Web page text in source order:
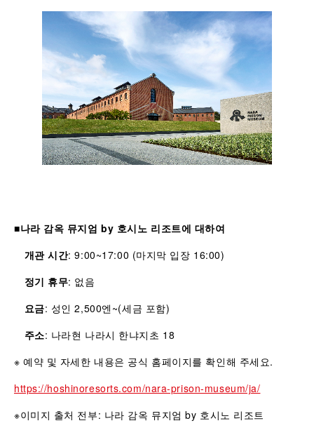
■나라 감옥 뮤지엄 by 호시노 리조트에 대하여
개관 시간: 9:00~17:00 (마지막 입장 16:00)
정기 휴무: 없음
요금: 성인 2,500엔~(세금 포함)
주소: 나라현 나라시 한냐지초 18
※ 예약 및 자세한 내용은 공식 홈페이지를 확인해 주세요.
https://hoshinoresorts.com/nara-prison-museum/ja/
※이미지 출처 전부: 나라 감옥 뮤지엄 by 호시노 리조트